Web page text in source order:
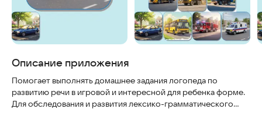
Описание приложения
Помогает выполнять домашнее задания логопеда по
развитию речи в игровой и интересной для ребенка форме.
Для обследования и развития лексико-грамматического